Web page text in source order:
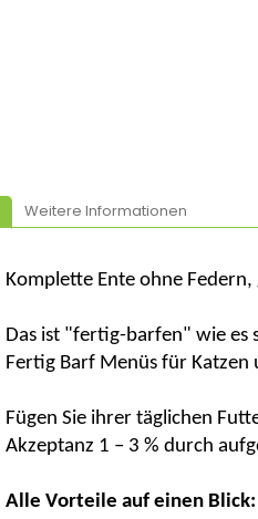
Weitere Informationen
Komplette Ente ohne
Das ist "fertig-barfen" wie es
Fertig Barf Menüs für Katzen
Fügen Sie ihrer täglichen
Akzeptanz 1 – 3 % durch
Alle Vorteile auf einen Blick: